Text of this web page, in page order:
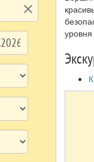
clear